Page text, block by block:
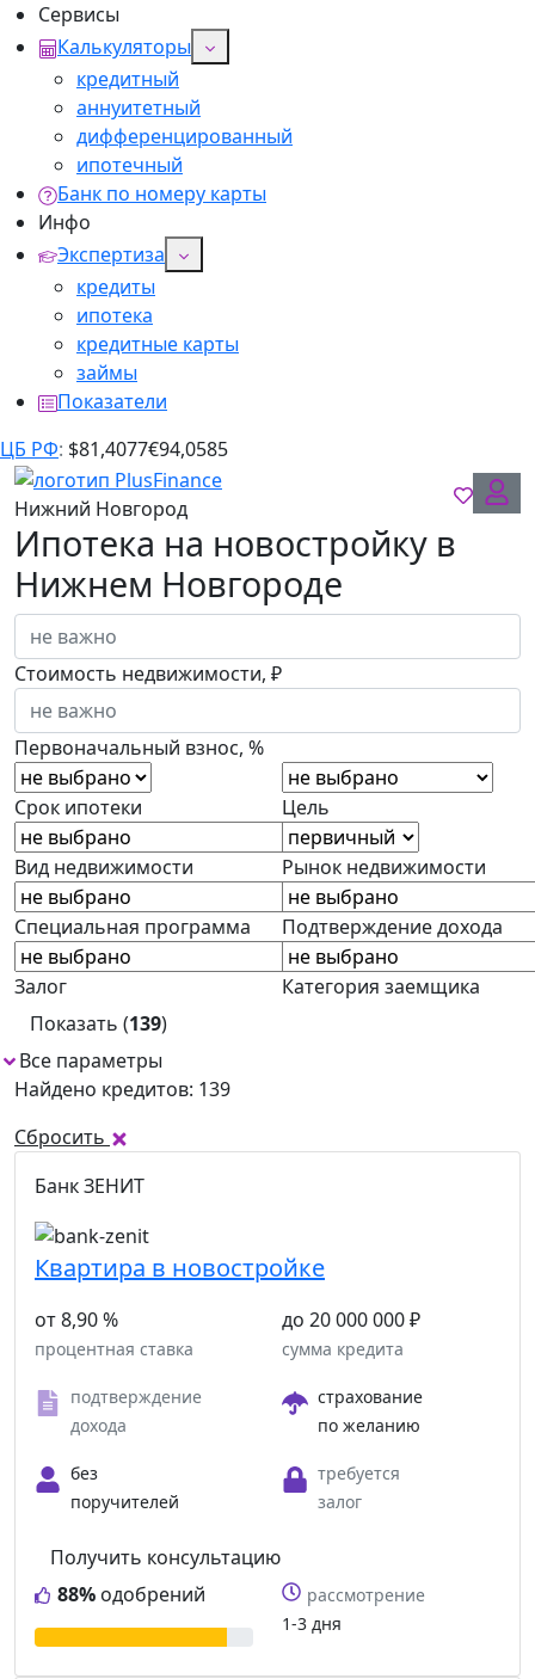
Сервисы
Калькуляторы
кредитный
аннуитетный
дифференцированный
ипотечный
Банк по номеру карты
Инфо
Экспертиза
кредиты
ипотека
кредитные карты
займы
Показатели
ЦБ РФ: $81,4077€94,0585
Нижний Новгород
Ипотека на новостройку в
Нижнем Новгороде
Стоимость недвижимости, ₽
Первоначальный взнос, %
Срок ипотеки Цель
Вид недвижимости Рынок недвижимости
Специальная программа Подтверждение дохода
Залог
Категория заемщика
Показать (139)
Все параметры
Найдено кредитов: 139
Сбросить
Банк ЗЕНИТ
Квартира в новостройке
от 8,90 %
процентная ставка
до 20 000 000 ₽
сумма кредита
подтверждение
дохода
страхование
по желанию
без
поручителей
требуется
залог
88% одобрений
Получить консультацию
рассмотрение
1-3 дня